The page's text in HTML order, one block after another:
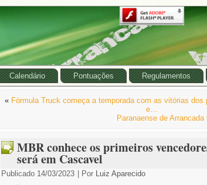
Calendário Pontuações Regulamentos
« Fórmula Truck começa a temporada com as vitórias dos
e…
Paranaense de
MBR conhece os primeiros
será em Cascavel
Publicado 14/03/2023 Por Luiz Aparecido